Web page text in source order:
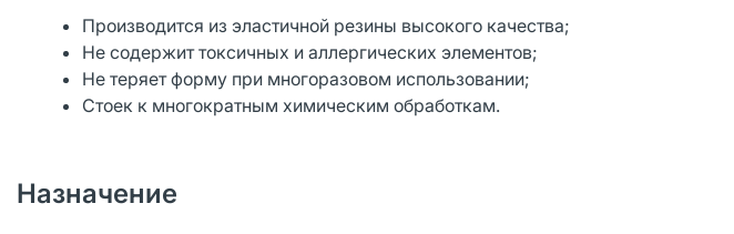
Производится из эластичной резины высокого качества;
Не содержит токсичных и аллергических элементов;
Не теряет форму при многоразовом использовании;
Стоек к многократным химическим обработкам.
Назначение